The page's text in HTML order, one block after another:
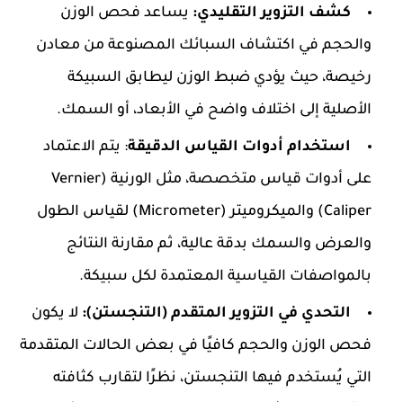
كشف التزوير التقليدي: يساعد فحص الوزن
والحجم في اكتشاف السبائك المصنوعة من معادن
رخيصة، حيث يؤدي ضبط الوزن ليطابق السبيكة
الأصلية إلى اختلاف واضح في الأبعاد، أو السمك.
استخدام أدوات القياس الدقيقة: يتم الاعتماد
على أدوات قياس متخصصة، مثل الورنية (Vernier
Caliper) والميكروميتر (Micrometer) لقياس الطول
والعرض والسمك بدقة عالية، ثم مقارنة النتائج
بالمواصفات القياسية المعتمدة لكل سبيكة.
التحدي في التزوير المتقدم (التنجستن): لا يكون
فحص الوزن والحجم كافيًا في بعض الحالات المتقدمة
التي يُستخدم فيها التنجستن، نظرًا لتقارب كثافته